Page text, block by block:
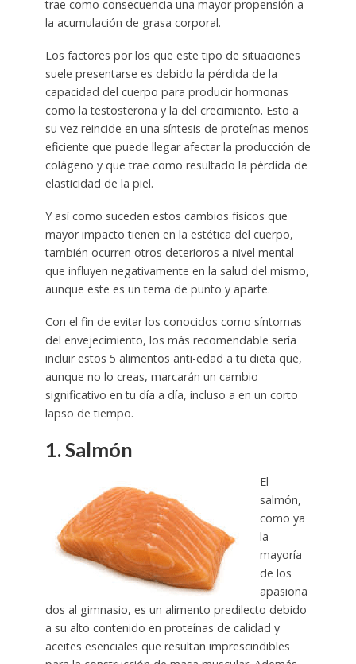
trae como consecuencia una mayor propensión a
la acumulación de grasa corporal.
Los factores por los que este tipo de situaciones
suele presentarse es debido la pérdida de la
capacidad del cuerpo para producir hormonas
como la testosterona y la del crecimiento. Esto a
su vez reincide en una síntesis de proteínas menos
eficiente que puede llegar afectar la producción de
colágeno y que trae como resultado la pérdida de
elasticidad de la piel.
Y así como suceden estos cambios físicos que
mayor impacto tienen en la estética del cuerpo,
también ocurren otros deterioros a nivel mental
que influyen negativamente en la salud del mismo,
aunque este es un tema de punto y aparte.
Con el fin de evitar los conocidos como síntomas
del envejecimiento, los más recomendable sería
incluir estos 5 alimentos anti-edad a tu dieta que,
aunque no lo creas, marcarán un cambio
significativo en tu día a día, incluso a en un corto
lapso de tiempo.
1. Salmón
El
salmón,
como ya
la
mayoría
de los
apasiona
dos al gimnasio, es un alimento predilecto debido
a su alto contenido en proteínas de calidad y
aceites esenciales que resultan imprescindibles